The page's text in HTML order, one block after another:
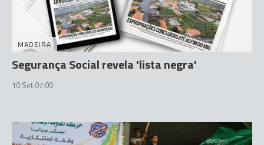
MADEIRA
Segurança Social revela 'lista negra'
10 Set 07:00